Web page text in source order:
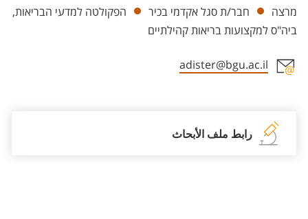
Departments
מרצה חבר/ת סגל אקדמי בכיר
הפקולטה למדעי הבריאות,
ביה"ס למקצועות בריאות קהילתיים
adister@bgu.ac.il
رابط ملف الأبحاث